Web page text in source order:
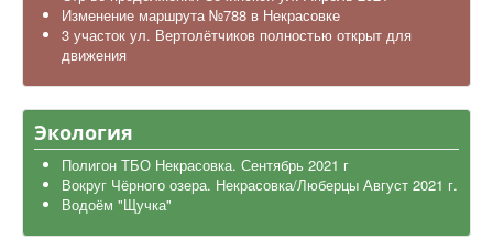
Изменение маршрута №788 в Некрасовке
3 участок ул. Вертолётчиков полностью открыт для
движения
Экология
Полигон ТБО Некрасовка. Сентябрь 2021 г
Вокруг Чёрного озера. Некрасовка/Люберцы Август 2021 г.
Водоём "Щучка"